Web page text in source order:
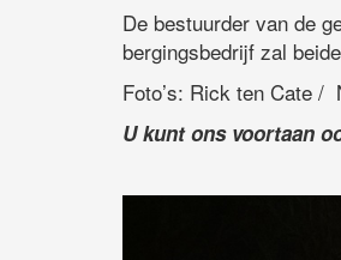
De bestuurder van de
bergingsbedrijf zal
Foto’s: Rick ten Cate /
U kunt ons voortaan